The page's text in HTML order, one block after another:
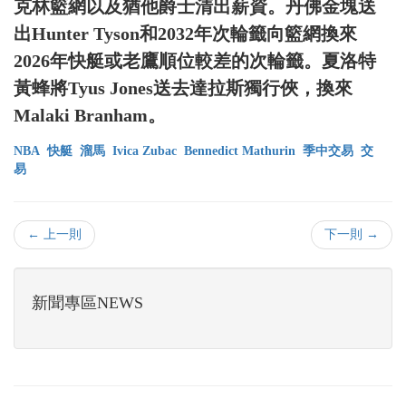
克林籃網以及猶他爵士清出薪資。丹佛金塊送
出Hunter Tyson和2032年次輪籤向籃網換來
2026年快艇或老鷹順位較差的次輪籤。夏洛特
黃蜂將Tyus Jones送去達拉斯獨行俠，換來
Malaki Branham。
NBA 快艇 溜馬 Ivica Zubac Bennedict Mathurin 季中交易 交
易
← 上一則 下一則 →
新聞專區NEWS